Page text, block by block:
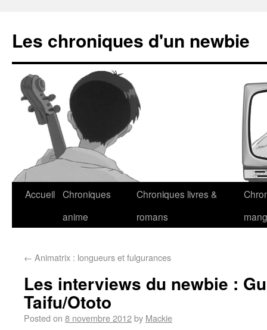
Les chroniques d'un newbie
Accueil Chroniques
anime
Chroniques livres &
romans
← Animatrix : longueurs et fulgurances
Les interviews du newbie :
Taifu/Ototo
Posted on 8 novembre 2012by Mackie